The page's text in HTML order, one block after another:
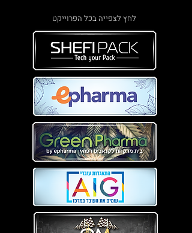
לחץ לצפייה בכל הפרוייקט